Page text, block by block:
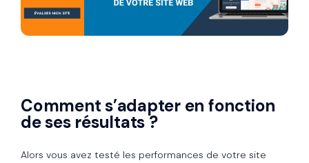
Comment s’adapter en fonction
de ses résultats ?
Alors vous avez testé les performances de votre site